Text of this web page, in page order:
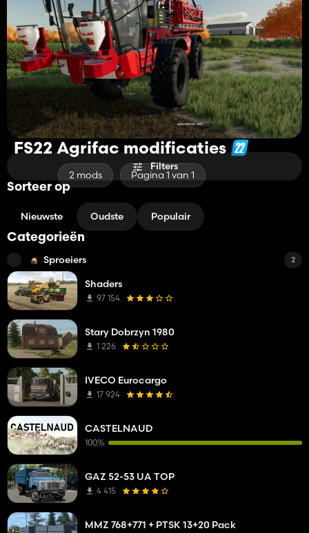
FS22 Agrifac modificaties
2 mods Pagina 1 van 1
Filters
Sorteer op
Nieuwste Oudste Populair
Categorieën
Sproeiers 2
Shaders
97 154
Stary Dobrzyn 1980
1 226
IVECO Eurocargo
17 924
CASTELNAUD
100%
GAZ 52-53 UA TOP
4 415
MMZ 768+771 + PTSK 13+20 Pack